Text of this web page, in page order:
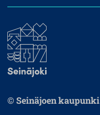
© Seinäjoen kaupunki